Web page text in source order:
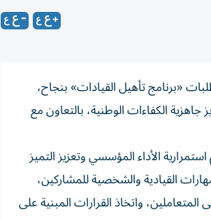
إكمالهم متطلبات «برنامج تأهيل القيادات» بنجاح،
الكفاءات الوطنية، بالتعاون مع
الأداء المؤسسي وتعزيز التميز
القيادية والشخصية للمشاركين،
المتعاملين، واتخاذ القرارات المبنية على